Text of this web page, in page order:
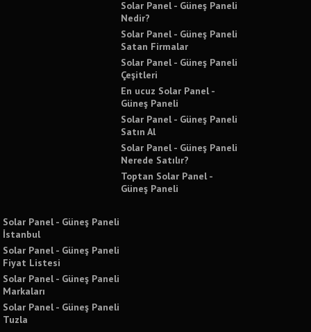
Solar Panel - Güneş Paneli
Nedir?
Solar Panel - Güneş Paneli
Satan Firmalar
Solar Panel - Güneş Paneli
Çeşitleri
En ucuz Solar Panel -
Güneş Paneli
Solar Panel - Güneş Paneli
Satın Al
Solar Panel - Güneş Paneli
Nerede Satılır?
Toptan Solar Panel -
Güneş Paneli
Solar Panel - Güneş Paneli
İstanbul
Solar Panel - Güneş Paneli
Fiyat Listesi
Solar Panel - Güneş Paneli
Markaları
Solar Panel - Güneş Paneli
Tuzla